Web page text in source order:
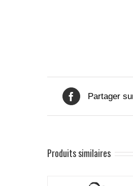
Partager
Produits similaires